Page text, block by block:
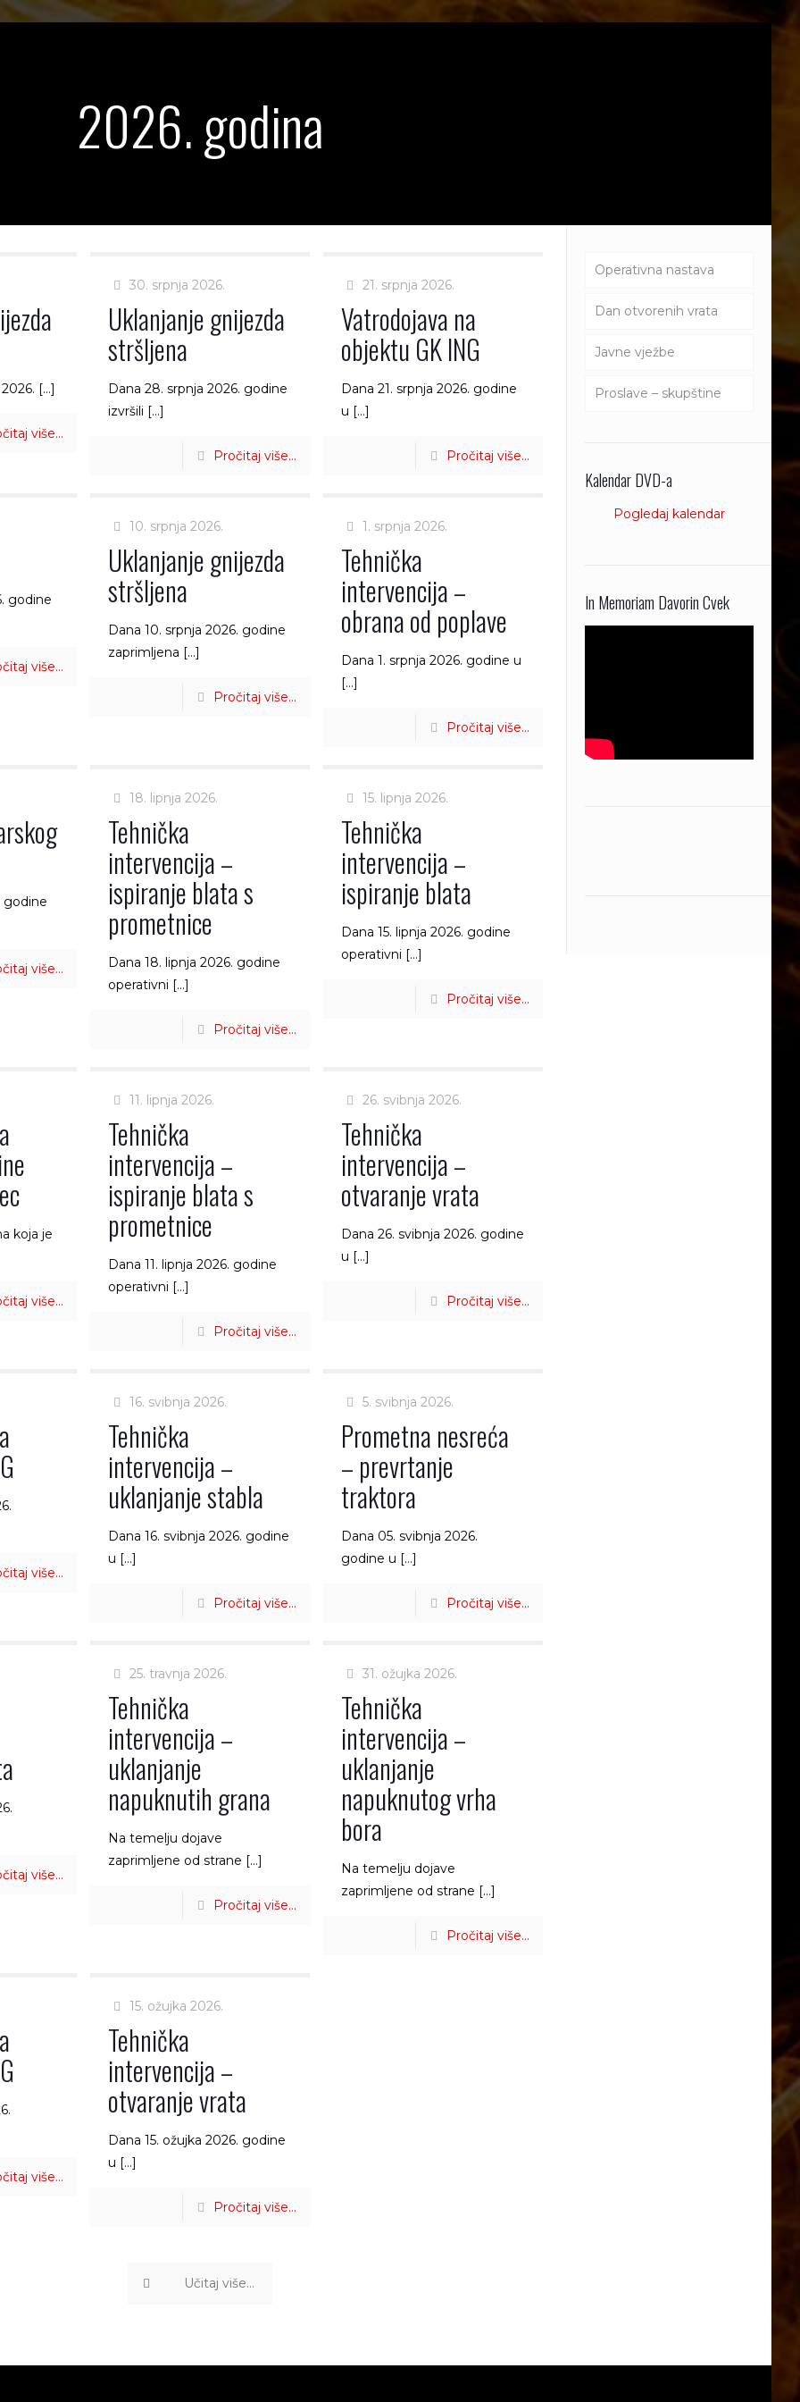
2026. godina
[…]
više...
30. srpnja 2026.
Uklanjanje gnijezda
stršljena
Dana 28. srpnja 2026. godine
izvršili […]
Pročitaj više...
21. srpnja 2026.
Vatrodojava na
objektu GK ING
Dana 21. srpnja 2026. godine
u […]
Pročitaj više...
godine
više...
10. srpnja 2026.
Uklanjanje gnijezda
stršljena
Dana 10. srpnja 2026. godine
zaprimljena […]
Pročitaj više...
1. srpnja 2026.
Tehnička
intervencija –
obrana od poplave
Dana 1. srpnja 2026. godine u
[…]
Pročitaj više...
godine
više...
18. lipnja 2026.
Tehnička
intervencija –
ispiranje blata s
prometnice
Dana 18. lipnja 2026. godine
operativni […]
Pročitaj više...
15. lipnja 2026.
Tehnička
intervencija –
ispiranje blata
Dana 15. lipnja 2026. godine
operativni […]
Pročitaj više...
koja je
više...
11. lipnja 2026.
Tehnička
intervencija –
ispiranje blata s
prometnice
Dana 11. lipnja 2026. godine
operativni […]
Pročitaj više...
26. svibnja 2026.
Tehnička
intervencija –
otvaranje vrata
Dana 26. svibnja 2026. godine
u […]
Pročitaj više...
više...
16. svibnja 2026.
Tehnička
intervencija –
uklanjanje stabla
Dana 16. svibnja 2026. godine
u […]
Pročitaj više...
5. svibnja 2026.
Prometna nesreća
– prevrtanje
traktora
Dana 05. svibnja 2026.
godine u […]
Pročitaj više...
više...
25. travnja 2026.
Tehnička
intervencija –
uklanjanje
napuknutih grana
Na temelju dojave
zaprimljene od strane […]
Pročitaj više...
31. ožujka 2026.
Tehnička
intervencija –
uklanjanje
napuknutog vrha
bora
Na temelju dojave
zaprimljene od strane […]
Pročitaj više...
više...
15. ožujka 2026.
Tehnička
intervencija –
otvaranje vrata
Dana 15. ožujka 2026. godine
u […]
Pročitaj više...
Učitaj više...
Operativna nastava
Dan otvorenih vrata
Javne vježbe
Proslave – skupštine
Kalendar DVD-a
Pogledaj kalendar
In Memoriam Davorin Cvek